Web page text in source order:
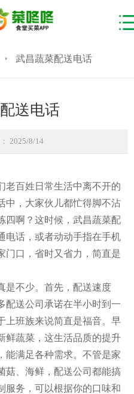
武昌蔬菜配送电话
送电话
2025/8/14
老百姓日常生活中离不开的
中，大家伙儿都忙得脚不沾
四啊？这时候，武昌蔬菜配
电话，或者动动手指在手机
门口，省时又省力，简直是
是不少。首先，配送速度
配送公司承诺在半小时到一
上班族来说简直是福音。早
鲜蔬菜，这生活品质的提升
能满足各种需求。不管是家
菇、海鲜，配送公司都能搞
服务，可以根据你的口味和